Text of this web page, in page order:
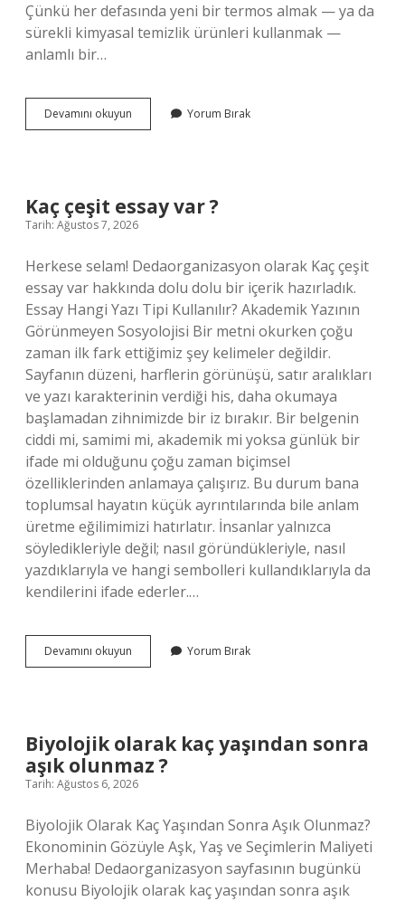
Çünkü her defasında yeni bir termos almak — ya da
sürekli kimyasal temizlik ürünleri kullanmak —
anlamlı bir…
Devamını okuyun
contası
Yorum Bırak
Kaç çeşit essay var ?
Tarih: Ağustos 7, 2026
Herkese selam! Dedaorganizasyon olarak Kaç çeşit
essay var hakkında dolu dolu bir içerik hazırladık.
Essay Hangi Yazı Tipi Kullanılır? Akademik Yazının
Görünmeyen Sosyolojisi Bir metni okurken çoğu
zaman ilk fark ettiğimiz şey kelimeler değildir.
Sayfanın düzeni, harflerin görünüşü, satır aralıkları
ve yazı karakterinin verdiği his, daha okumaya
başlamadan zihnimizde bir iz bırakır. Bir belgenin
ciddi mi, samimi mi, akademik mi yoksa günlük bir
ifade mi olduğunu çoğu zaman biçimsel
özelliklerinden anlamaya çalışırız. Bu durum bana
toplumsal hayatın küçük ayrıntılarında bile anlam
üretme eğilimimizi hatırlatır. İnsanlar yalnızca
söyledikleriyle değil; nasıl göründükleriyle, nasıl
yazdıklarıyla ve hangi sembolleri kullandıklarıyla da
kendilerini ifade ederler.…
Devamını okuyun
çeşit
Yorum Bırak
Biyolojik olarak kaç yaşından sonra
aşık olunmaz ?
Tarih: Ağustos 6, 2026
Biyolojik Olarak Kaç Yaşından Sonra Aşık Olunmaz?
Ekonominin Gözüyle Aşk, Yaş ve Seçimlerin Maliyeti
Merhaba! Dedaorganizasyon sayfasının bugünkü
konusu Biyolojik olarak kaç yaşından sonra aşık